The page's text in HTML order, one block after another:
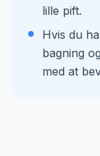
lille pift.
Hvis du
bagning
med at